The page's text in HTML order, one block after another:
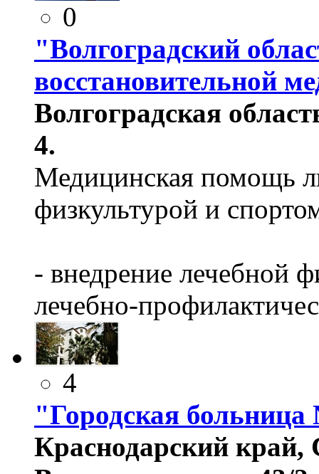
0
"Волгоградский
восстановительной
Волгоградская
4.
Медицинская помощь
физкультурой и
- внедрение лечебной
лечебно-
4
"Городская
Краснодарский